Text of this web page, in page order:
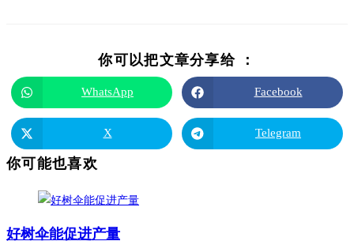
你可以把文章分享给 ：
WhatsApp Facebook
X Telegram
你可能也喜欢
好树伞能促进产量